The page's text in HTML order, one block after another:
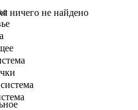
ничего не найдено